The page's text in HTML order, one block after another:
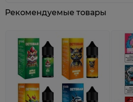
этого испарителя составляет
При использовании этого
необходимо переключить
повышенной
получить максимальный выход
парения.
Рекомендуемые товары